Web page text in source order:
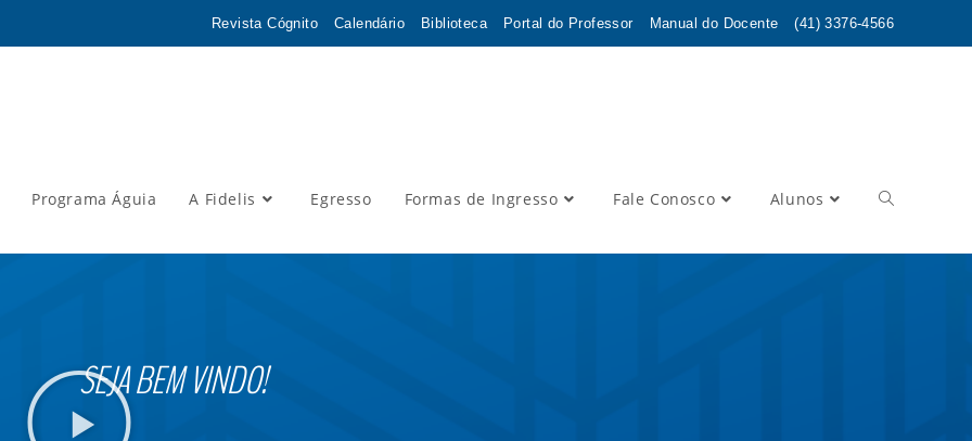
Revista Cógnito Calendário Biblioteca Portal do Professor Manual do Docente (41) 3376-4566
Programa Águia A Fidelis Egresso Formas de Ingresso Fale Conosco Alunos
SEJA BEM VINDO!